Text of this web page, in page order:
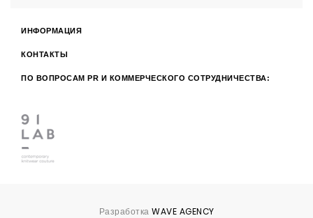
ИНФОРМАЦИЯ
КОНТАКТЫ
ПО ВОПРОСАМ PR И КОММЕРЧЕСКОГО СОТРУДНИЧЕСТВА:
Разработка WAVE AGENCY